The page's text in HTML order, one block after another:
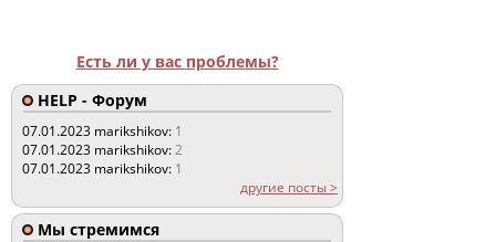
Есть ли у вас проблемы?
HELP - Форум
07.01.2023 marikshikov: 1
07.01.2023 marikshikov:2
07.01.2023 marikshikov: 1
другие посты >
Мы стремимся